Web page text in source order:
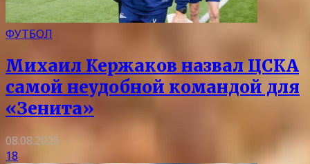
ФУТБОЛ
Михаил Кержаков назвал ЦСКА
самой неудобной командой для
«Зенита»
08.08.2026
18